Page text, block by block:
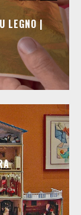
LEGNO |